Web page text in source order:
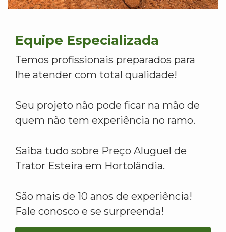
Equipe Especializada
Temos profissionais preparados para
lhe atender com total qualidade!
Seu projeto não pode ficar na mão de
quem não tem experiência no ramo.
Saiba tudo sobre Preço Aluguel de
Trator Esteira em Hortolândia.
São mais de 10 anos de experiência!
Fale conosco e se surpreenda!